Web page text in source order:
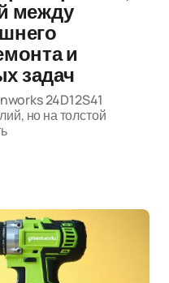
между
и
задач
24D12S41
но на толстой